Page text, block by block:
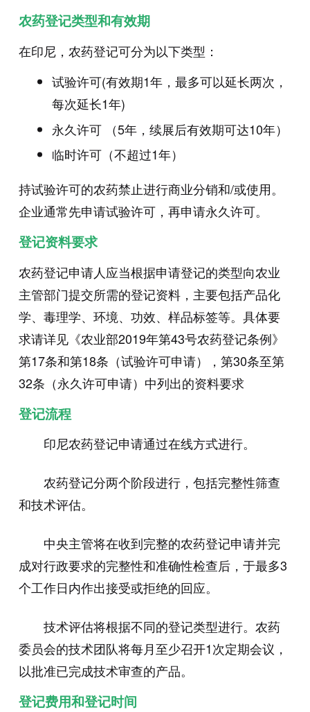
农药登记类型和有效期
在印尼，农药登记可分为以下类型：
试验许可(有效期1年，最多可以延长两次，
每次延长1年)
永久许可 （5年，续展后有效期可达10年）
临时许可（不超过1年）
持试验许可的农药禁止进行商业分销和/或使用。
企业通常先申请试验许可，再申请永久许可。
登记资料要求
农药登记申请人应当根据申请登记的类型向农业
主管部门提交所需的登记资料，主要包括产品化
学、毒理学、环境、功效、样品标签等。具体要
求请详见《农业部2019年第43号农药登记条例》
第17条和第18条（试验许可申请），第30条至第
32条（永久许可申请）中列出的资料要求
登记流程
印尼农药登记申请通过在线方式进行。
农药登记分两个阶段进行，包括完整性筛查
和技术评估。
中央主管将在收到完整的农药登记申请并完
成对行政要求的完整性和准确性检查后，于最多3
个工作日内作出接受或拒绝的回应。
技术评估将根据不同的登记类型进行。农药
委员会的技术团队将每月至少召开1次定期会议，
以批准已完成技术审查的产品。
登记费用和登记时间